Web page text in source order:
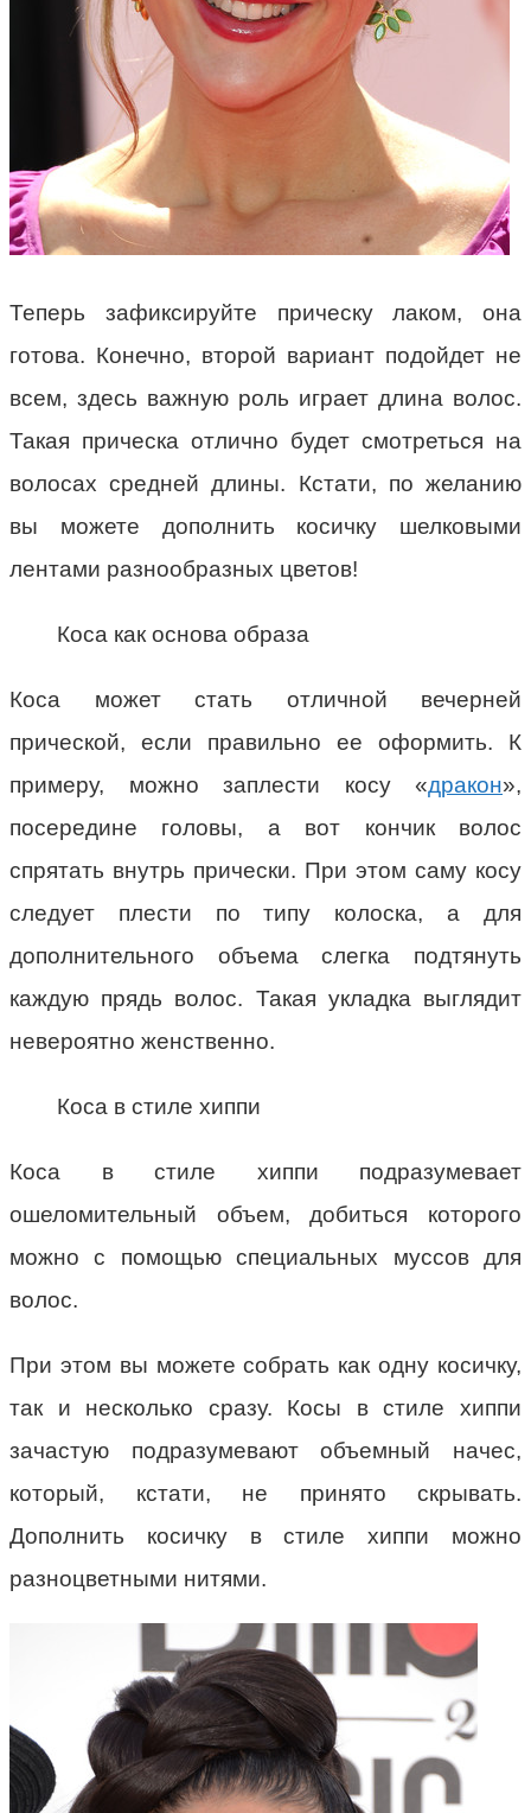
Теперь зафиксируйте прическу лаком, она
готова. Конечно, второй вариант подойдет не
всем, здесь важную роль играет длина волос.
Такая прическа отлично будет смотреться на
волосах средней длины. Кстати, по желанию
вы можете дополнить косичку шелковыми
лентами разнообразных цветов!
Коса как основа образа
Коса может стать отличной вечерней
прической, если правильно ее оформить. К
примеру, можно заплести косу «дракон»,
посередине головы, а вот кончик волос
спрятать внутрь прически. При этом саму косу
следует плести по типу колоска, а для
дополнительного объема слегка подтянуть
каждую прядь волос. Такая укладка выглядит
невероятно женственно.
Коса в стиле хиппи
Коса в стиле хиппи подразумевает
ошеломительный объем, добиться которого
можно с помощью специальных муссов для
волос.
При этом вы можете собрать как одну косичку,
так и несколько сразу. Косы в стиле хиппи
зачастую подразумевают объемный начес,
который, кстати, не принято скрывать.
Дополнить косичку в стиле хиппи можно
разноцветными нитями.